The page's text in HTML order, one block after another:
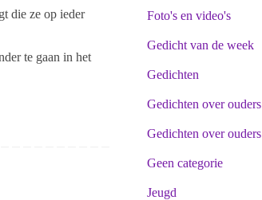
die ze op ieder
te gaan in het
Foto's en video's
Gedicht van de week
Gedichten
Gedichten over ouders
Gedichten over ouders
Geen categorie
Jeugd